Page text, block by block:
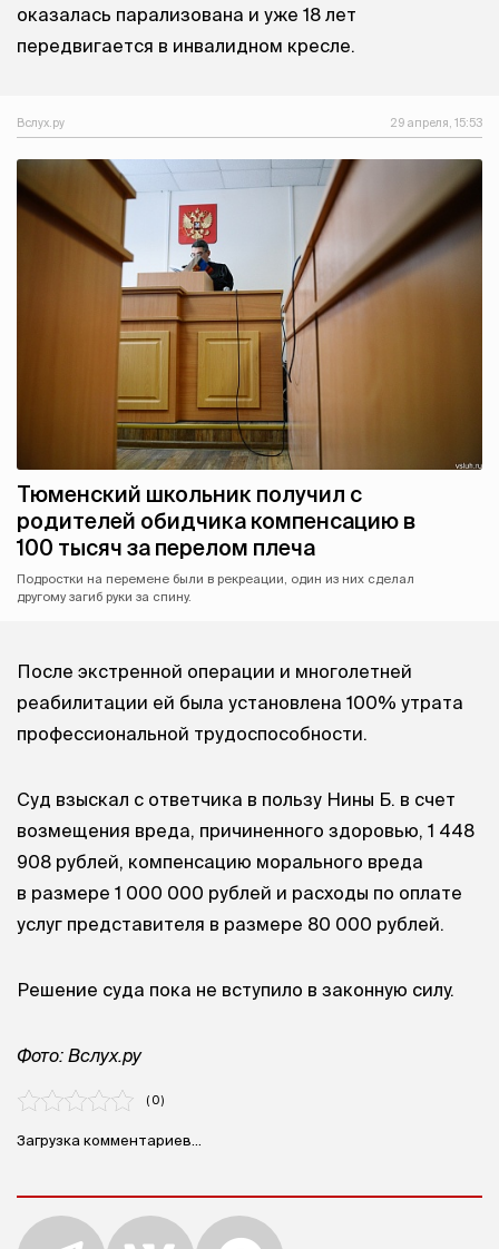
оказалась парализована и уже 18 лет
передвигается в инвалидном кресле.
Вслух.ру 29 апреля, 15:53
Тюменский школьник получил с
родителей обидчика компенсацию в
100 тысяч за перелом плеча
Подростки на перемене были в рекреации, один из них сделал
другому загиб руки за спину.
После экстренной операции и многолетней
реабилитации ей была установлена 100% утрата
профессиональной трудоспособности.
Суд взыскал с ответчика в пользу Нины Б. в счет
возмещения вреда, причиненного здоровью, 1 448
908 рублей, компенсацию морального вреда
в размере 1 000 000 рублей и расходы по оплате
услуг представителя в размере 80 000 рублей.
Решение суда пока не вступило в законную силу.
Фото: Вслух.ру
( 0 )
Загрузка комментариев...